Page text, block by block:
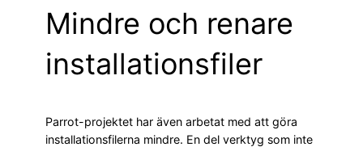
Mindre och renare
installationsfiler
Parrot-projektet har även arbetat med att göra
installationsfilerna mindre. En del verktyg som inte